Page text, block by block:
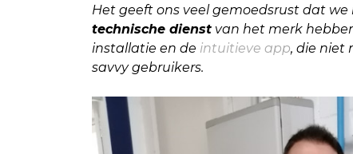
Het geeft ons veel gemoedsrust dat
technische dienstvan het merk
installatie en de intuitieve app, die niet
savvy gebruikers.